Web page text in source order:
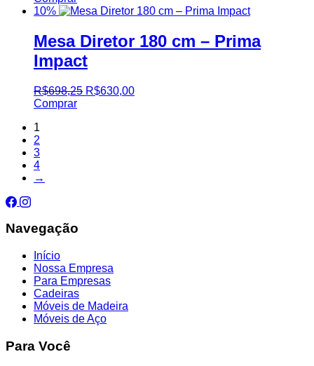
10%
Mesa Diretor 180 cm – Prima
Impact
R$698,25 R$630,00
Comprar
1
2
3
4
→
Navegação
Início
Nossa Empresa
Para Empresas
Cadeiras
Móveis de Madeira
Móveis de Aço
Para Você